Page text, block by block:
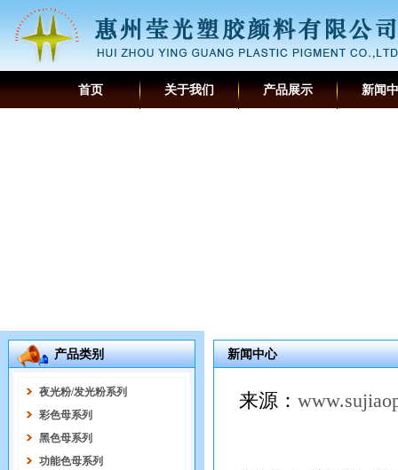
首页 关于我们 产品展示 新闻
产品类别
夜光粉/发光粉系列
彩色母系列
黑色母系列
功能色母系列
新闻中心
来源：